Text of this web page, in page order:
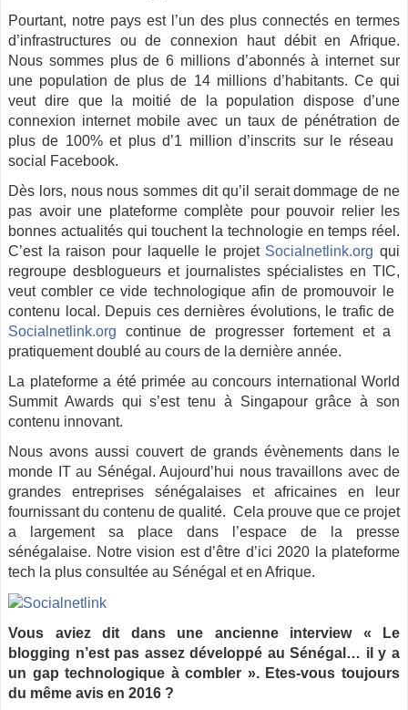
Pourtant, notre pays est l’un des plus connectés en termes
d’infrastructures ou de connexion haut débit en Afrique.
Nous sommes plus de 6 millions d’abonnés à internet sur
une population de plus de 14 millions d’habitants. Ce qui
veut dire que la moitié de la population dispose d’une
connexion internet mobile avec un taux de pénétration de
plus de 100% et plus d’1 million d’inscrits sur le​ ​réseau​ ​
social​ ​Facebook.
Dès lors, nous nous sommes dit qu’il serait dommage de ne
pas avoir une plateforme complète pour pouvoir relier les
bonnes actualités qui touchent la technologie en ​temps réel.
C’est la raison pour laquelle le projet ​ Socialnetlink.org qui
regroupe desblogueurs et journalistes spécialistes en TIC,
veut combler ce vide​ ​technologique​ ​afin​ ​de​ ​promouvoir​ ​le​ ​
contenu​ ​local. Depuis ces dernières évolutions, le trafic de ​
Socialnetlink.org continue de progresser​ ​fortement​ ​et​ ​a​ ​
pratiquement​ ​doublé​ ​au​ ​cours​ ​de​ ​la​ ​dernière​ ​année.
La plateforme a été primée au concours international ​World
Summit Awards qui s’est tenu à Singapour grâce à son
contenu innovant.
Nous avons aussi couvert de grands évènements dans le
monde IT au Sénégal. Aujourd’hui nous travaillons avec de
grandes entreprises sénégalaises et africaines en leur
fournissant​ ​du​ ​contenu​ ​de​ ​qualité. Cela prouve que ce projet
a largement sa place dans l’espace de la presse
sénégalaise. Notre vision est d’être d’ici 2020 la plateforme
tech la plus consultée au Sénégal et en​ ​Afrique.
Vous aviez dit dans une ancienne interview « Le
blogging n’est pas assez développé au Sénégal… il y a
un gap technologique à combler ». Etes-vous toujours
du même avis en 2016 ?